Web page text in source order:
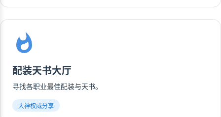
配装天书大厅
寻找各职业最佳配装与天书。
大神权威分享